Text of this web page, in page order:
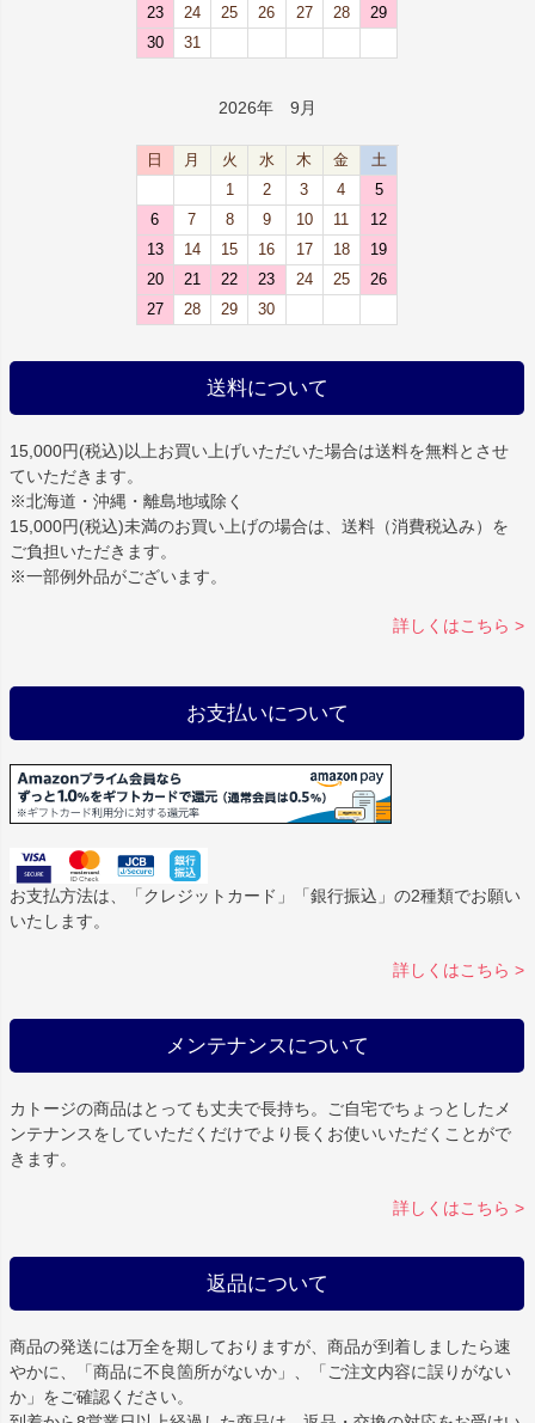
23
24 25 26 27 28
29
30
31
2026年 9月
日 月 火 水 木 金
土
1
2 3 4
5
6
7 8 9 10 11
12
13
14 15 16 17 18
19
20
21 22 23 24 25
26
27
28 29 30
送料について
15,000円(税込)以上お買い上げいただいた場合は送料を無料とさせ
ていただきます。
※北海道・沖縄・離島地域除く
15,000円(税込)未満のお買い上げの場合は、送料（消費税込み）を
ご負担いただきます。
※一部例外品がございます。
詳しくはこちら >
お支払いについて
お支払方法は、「クレジットカード」「銀行振込」の2種類でお願い
いたします。
詳しくはこちら >
メンテナンスについて
カトージの商品はとっても丈夫で長持ち。ご自宅でちょっとしたメ
ンテナンスをしていただくだけでより長くお使いいただくことがで
きます。
詳しくはこちら >
返品について
商品の発送には万全を期しておりますが、商品が到着しましたら速
やかに、「商品に不良箇所がないか」、「ご注文内容に誤りがない
か」をご確認ください。